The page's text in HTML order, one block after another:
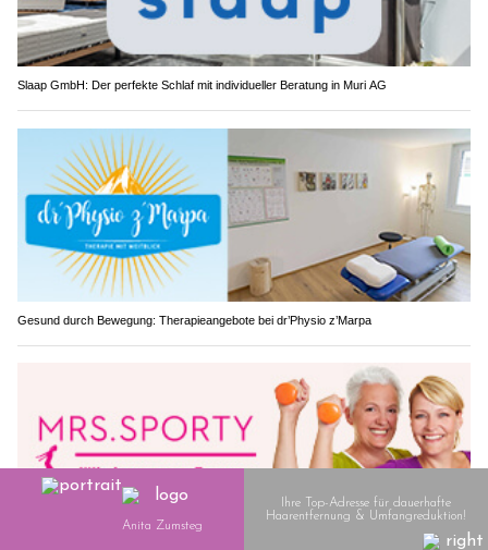
Slaap GmbH: Der perfekte Schlaf mit individueller Beratung in Muri AG
Gesund durch Bewegung: Therapieangebote bei dr’Physio z’Marpa